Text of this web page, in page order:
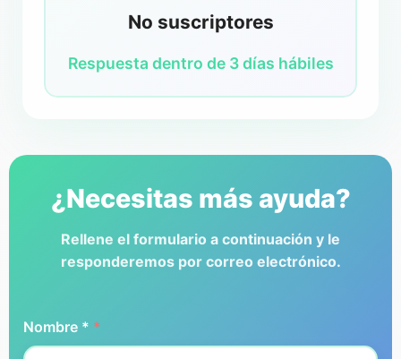
No suscriptores
Respuesta dentro de 3 días hábiles
¿Necesitas más ayuda?
Rellene el formulario a continuación y le
responderemos por correo electrónico.
Nombre * *